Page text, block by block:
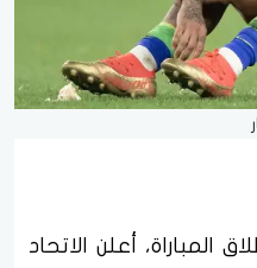
أعلن الاتحاد